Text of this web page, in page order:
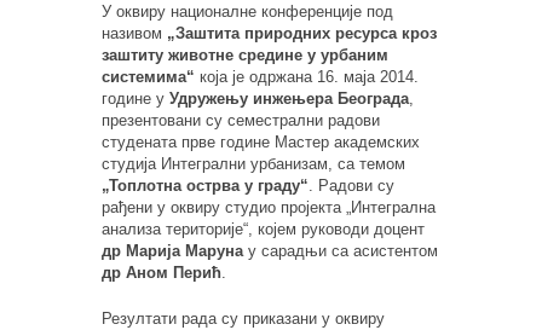
У оквиру националне конференције под
називом „Заштита природних ресурса кроз
заштиту животне средине у урбаним
системима“ која је одржана 16. маја 2014.
године у Удружењу инжењера Београда,
презентовани су семестрални радови
студената прве године Мастер академских
студија Интегрални урбанизам, са темом
„Топлотна острва у граду“. Радови су
рађени у оквиру студио пројекта „Интегрална
анализа територије“, којем руководи доцент
др Марија Марунау сарадњи са асистентом
др Аном Перић.
Резултати рада су приказани у оквиру